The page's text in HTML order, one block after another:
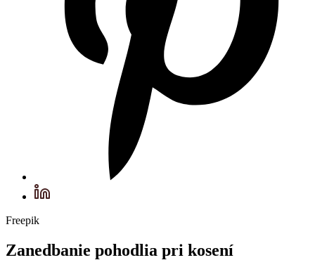
Freepik
Zanedbanie pohodlia pri kosení